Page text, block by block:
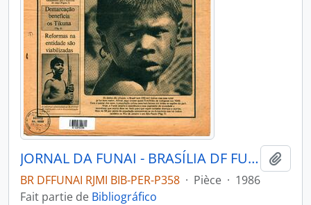
JORNAL DA FUNAI - BRASÍLIA DF FUNAI - 1986 - Nº01
BR DFFUNAI RJMI BIB-PER-P358 · Pièce · 1986
Fait partie de Bibliográfico